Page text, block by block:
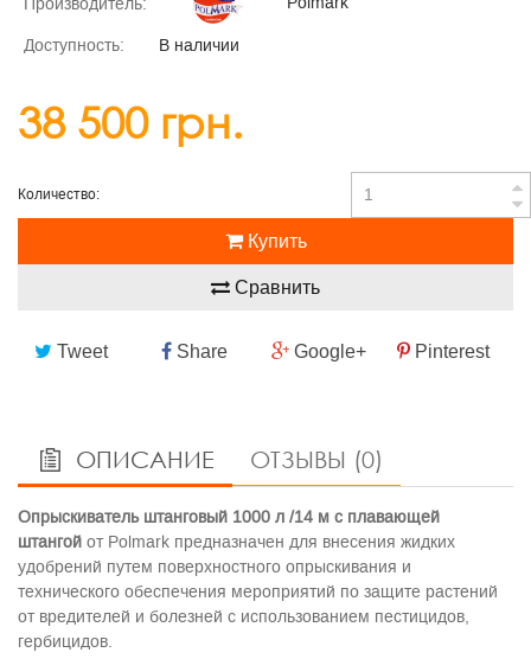
Доступность: В наличии
38 500 грн.
Количество:
Купить
Сравнить
Tweet Share Google+ Pinterest
ОПИСАНИЕ ОТЗЫВЫ (0)
Опрыскиватель штанговый 1000 л /14 м с плавающей
штангой от Polmark предназначен для внесения жидких
удобрений путем поверхностного опрыскивания и
технического обеспечения мероприятий по защите растений
от вредителей и болезней с использованием пестицидов,
гербицидов.